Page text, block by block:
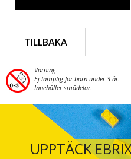
TILLBAKA
Varning.
Ej lämplig för barn under 3 år.
Innehåller smådelar.
UPPTÄCK